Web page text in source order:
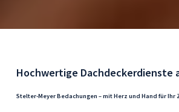
Hochwertige Dachdeckerdienste
Stelter-Meyer Bedachungen – mit Herz und Hand für Ihr